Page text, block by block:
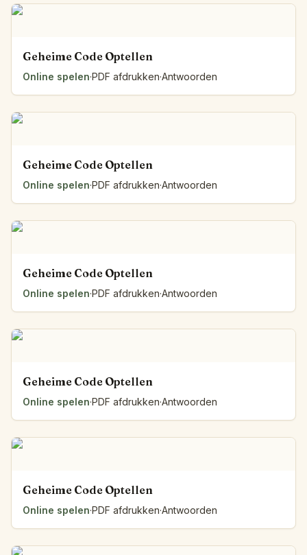
Geheime Code Optellen
Online spelen·PDF afdrukken·Antwoorden
Geheime Code Optellen
Online spelen·PDF afdrukken·Antwoorden
Geheime Code Optellen
Online spelen·PDF afdrukken·Antwoorden
Geheime Code Optellen
Online spelen·PDF afdrukken·Antwoorden
Geheime Code Optellen
Online spelen·PDF afdrukken·Antwoorden